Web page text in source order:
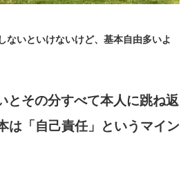
ないといけないけど、基本自由多いよ
とその分すべて本人に跳ね返
は「自己責任」というマイン